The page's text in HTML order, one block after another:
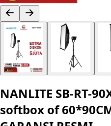
NANLITE SB-RT-
softbox of